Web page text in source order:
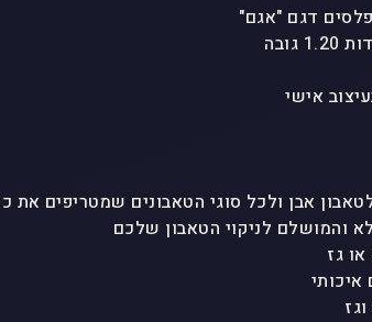
אישי
והמושלם לניקוי הטאבון שלכם
גז